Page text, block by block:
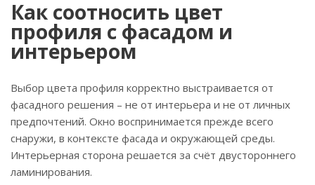
Как соотносить цвет
профиля с фасадом и
интерьером
Выбор цвета профиля корректно выстраивается от
фасадного решения – не от интерьера и не от личных
предпочтений. Окно воспринимается прежде всего
снаружи, в контексте фасада и окружающей среды.
Интерьерная сторона решается за счёт двустороннего
ламинирования.